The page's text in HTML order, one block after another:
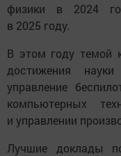
физики в 2024
в 2025 году.
В этом году темой
достижения
управление
компьютерных
и управлении
Лучшие доклады